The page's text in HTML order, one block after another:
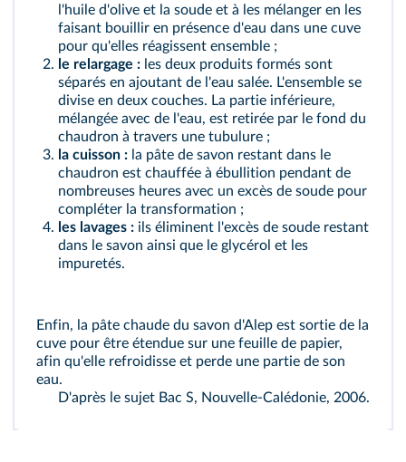
l'huile d'olive et la soude et à les mélanger en les
faisant bouillir en présence d'eau dans une cuve
pour qu'elles réagissent ensemble ;
le relargage : les deux produits formés sont
séparés en ajoutant de l'eau salée. L'ensemble se
divise en deux couches. La partie inférieure,
mélangée avec de l'eau, est retirée par le fond du
chaudron à travers une tubulure ;
la cuisson : la pâte de savon restant dans le
chaudron est chauffée à ébullition pendant de
nombreuses heures avec un excès de soude pour
compléter la transformation ;
les lavages : ils éliminent l'excès de soude restant
dans le savon ainsi que le glycérol et les
impuretés.
Enfin, la pâte chaude du savon d'Alep est sortie de la
cuve pour être étendue sur une feuille de papier,
afin qu'elle refroidisse et perde une partie de son
eau.
D'après le sujet Bac S, Nouvelle-Calédonie, 2006.